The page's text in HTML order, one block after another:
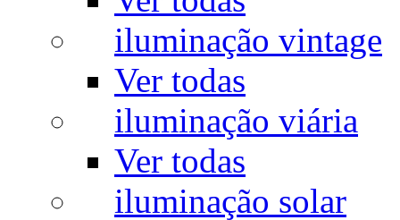
iluminação vintage
Ver todas
iluminação viária
Ver todas
iluminação solar